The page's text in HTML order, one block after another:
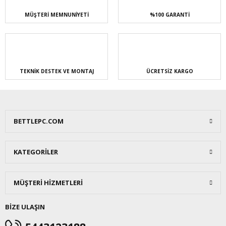
MÜŞTERİ MEMNUNİYETİ %100 GARANTİ
TEKNİK DESTEK VE MONTAJ ÜCRETSİZ KARGO
BETTLEPC.COM
KATEGORİLER
MÜŞTERİ HİZMETLERİ
BİZE ULAŞIN